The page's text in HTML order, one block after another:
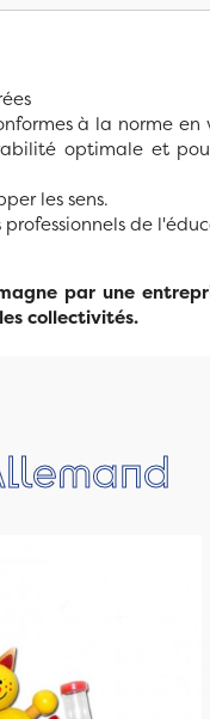
à la norme
optimale et
les sens.
de
par une
collectivités.